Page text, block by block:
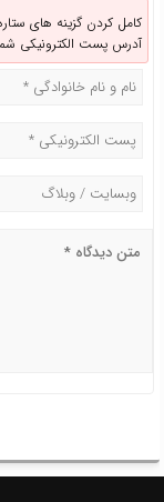
کامل کردن گزینه های
آدرس پست الکترونیکی